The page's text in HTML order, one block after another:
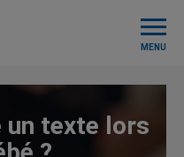
MENU
un texte lors